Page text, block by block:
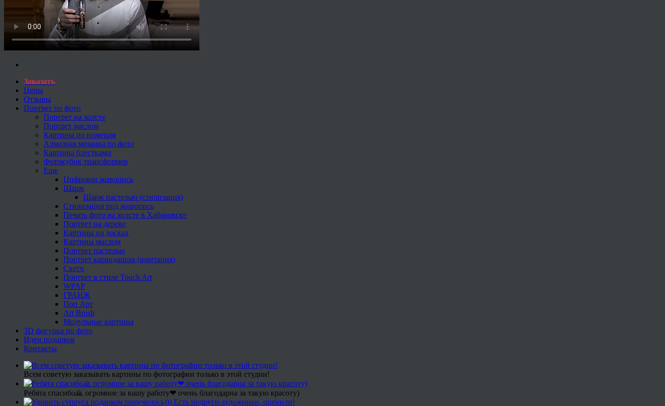
Заказать
Цены
Отзывы
Портрет по фото
Портрет на холсте
Портрет маслом
Картины по номерам
Алмазная мозаика по фото
Картины блестками
Фотокубик трансформер
Еще
Цифровая живопись
Шарж
Шарж пастелью (стилизация)
Стилизация под живопись
Печать фото на холсте в Хабаровске
Портрет на дереве
Картины на досках
Картины маслом
Портрет пастелью
Портрет карандашом (имитация)
Скетч
Портрет в стиле Touch Art
WPAP
ГРАНЖ
Поп Арт
Art Brush
Модульные картины
3D фигурка по фото
Идеи подарков
Контакты
Всем советую заказывать картины по фотографии только в этой студии!
Ребята спасибо🙏 огромное за вашу работу❤ очень благодарна за такую красоту)